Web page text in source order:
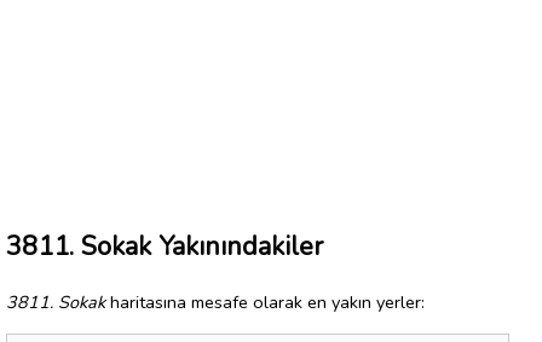
3811. Sokak Yakınındakiler
3811. Sokakharitasına mesafe olarak en yakın yerler: